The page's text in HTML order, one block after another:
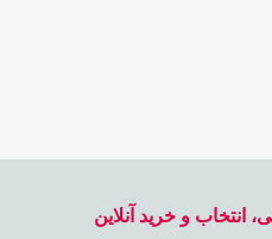
انتخاب و خرید آنلاین